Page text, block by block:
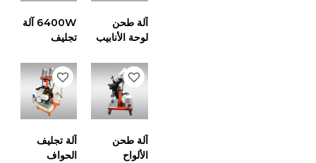
آلة طحن
لوحة الأنابيب
الحافة
المعدنية
الأوتوماتيكية
6400W آلة
تجليف
بسمك
80mm
آلة طحن
الألواح
آلة تجليف
الحواف